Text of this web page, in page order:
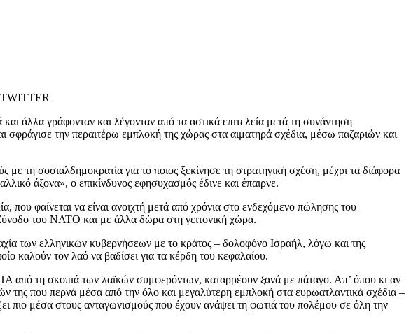
TWITTER
άλλα γράφονταν και λέγονταν από τα αστικά επιτελεία μετά τη συνάντηση
την περαιτέρω εμπλοκή της χώρας στα αιματηρά σχέδια, μέσω παζαριών και
τη σοσιαλδημοκρατία για το ποιος ξεκίνησε τη στρατηγική σχέση, μέχρι τα διάφορα
άξονα», ο επικίνδυνος εφησυχασμός έδινε και έπαιρνε.
που φαίνεται να είναι ανοιχτή μετά από χρόνια στο ενδεχόμενο πώλησης του
του ΝΑΤΟ και με άλλα δώρα στη γειτονική χώρα.
των ελληνικών κυβερνήσεων με το κράτος – δολοφόνο Ισραήλ, λόγω και της
καλούν τον λαό να βαδίσει για τα κέρδη του κεφαλαίου.
από τη σκοπιά των λαϊκών συμφερόντων, καταρρέουν ξανά με πάταγο. Απ’ όπου κι αν
της που περνά μέσα από την όλο και μεγαλύτερη εμπλοκή στα ευρωατλαντικά σχέδια –
πιο μέσα στους ανταγωνισμούς που έχουν ανάψει τη φωτιά του πολέμου σε όλη την